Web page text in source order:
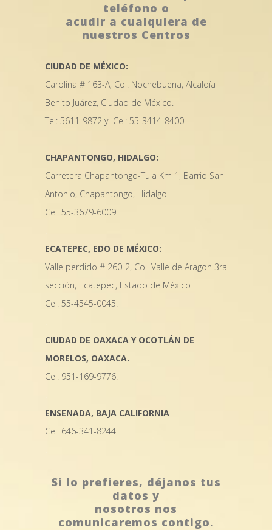
teléfono o
acudir a cualquiera de
nuestros Centros
CIUDAD DE MÉXICO:
Carolina # 163-A, Col. Nochebuena, Alcaldía
Benito Juárez, Ciudad de México.
Tel: 5611-9872 y Cel: 55-3414-8400.
CHAPANTONGO, HIDALGO:
Carretera Chapantongo-Tula Km 1, Barrio San
Antonio, Chapantongo, Hidalgo.
Cel: 55-3679-6009.
ECATEPEC, EDO DE MÉXICO:
Valle perdido # 260-2, Col. Valle de Aragon 3ra
sección, Ecatepec, Estado de México
Cel: 55-4545-0045.
CIUDAD DE OAXACA Y OCOTLÁN DE
MORELOS, OAXACA.
Cel: 951-169-9776.
ENSENADA, BAJA CALIFORNIA
Cel: 646-341-8244
Si lo prefieres, déjanos tus
datos y
nosotros nos
comunicaremos contigo.